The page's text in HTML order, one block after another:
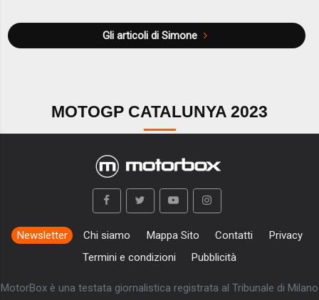
Gli articoli di Simone
MOTOGP CATALUNYA 2023
Newsletter Chi siamo Mappa Sito Contatti
Privacy
Termini e condizioni
Pubblicità
MotorBox è una testata giornalistica registrata al Tribunale di Milano